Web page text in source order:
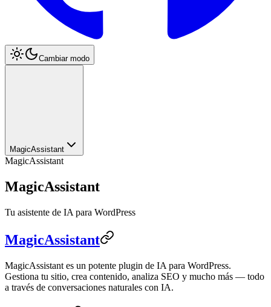
Cambiar modo
MagicAssistant
MagicAssistant
MagicAssistant
Tu asistente de IA para WordPress
MagicAssistant
MagicAssistant es un potente plugin de IA para WordPress.
Gestiona tu sitio, crea contenido, analiza SEO y mucho más — todo
a través de conversaciones naturales con IA.